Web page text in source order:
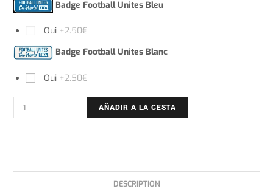
Badge Football Unites Bleu
Oui +2.50€
Badge Football Unites Blanc
Oui +2.50€
AÑADIR A LA CESTA
DESCRIPTION